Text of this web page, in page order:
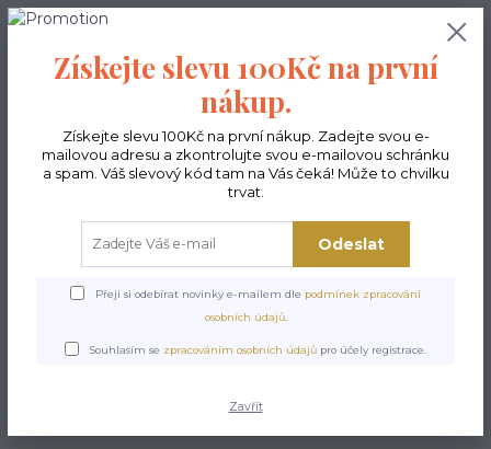
0,00 Kč
Kabelky ekologické Kabelky velké Kabelky City sv.šedé
Kabelka City - Eleonora
Získejte slevu 100Kč na první
nákup.
Získejte slevu 100Kč na první nákup. Zadejte svou e-
mailovou adresu a zkontrolujte svou e-mailovou schránku
a spam. Váš slevový kód tam na Vás čeká! Může to chvilku
trvat.
Odeslat
Přeji si odebírat novinky e-mailem dle podmínek zpracování
osobních údajů.
Souhlasím se zpracováním osobních údajů pro účely registrace.
Zavřít